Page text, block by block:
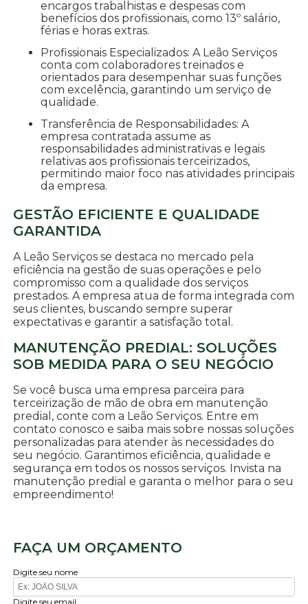
encargos trabalhistas e despesas com
benefícios dos profissionais, como 13º salário,
férias e horas extras.
Profissionais Especializados: A Leão Serviços
conta com colaboradores treinados e
orientados para desempenhar suas funções
com excelência, garantindo um serviço de
qualidade.
Transferência de Responsabilidades: A
empresa contratada assume as
responsabilidades administrativas e legais
relativas aos profissionais terceirizados,
permitindo maior foco nas atividades principais
da empresa.
GESTÃO EFICIENTE E QUALIDADE
GARANTIDA
A Leão Serviços se destaca no mercado pela
eficiência na gestão de suas operações e pelo
compromisso com a qualidade dos serviços
prestados. A empresa atua de forma integrada com
seus clientes, buscando sempre superar
expectativas e garantir a satisfação total.
MANUTENÇÃO PREDIAL: SOLUÇÕES
SOB MEDIDA PARA O SEU NEGÓCIO
Se você busca uma empresa parceira para
terceirização de mão de obra em manutenção
predial, conte com a Leão Serviços. Entre em
contato conosco e saiba mais sobre nossas soluções
personalizadas para atender às necessidades do
seu negócio. Garantimos eficiência, qualidade e
segurança em todos os nossos serviços. Invista na
manutenção predial e garanta o melhor para o seu
empreendimento!
FAÇA UM ORÇAMENTO
Digite seu nome
Digite seu email